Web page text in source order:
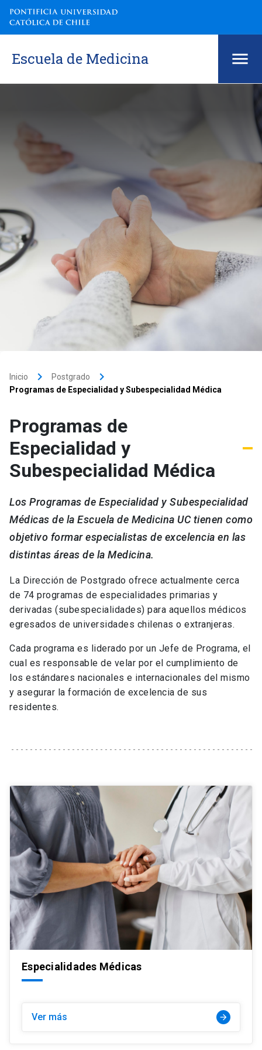
Escuela de Medicina
Inicio keyboard_arrow_right Postgrado keyboard_arrow_right
Programas de Especialidad y Subespecialidad Médica
Programas de
Especialidad y
Subespecialidad Médica
Los Programas de Especialidad y Subespecialidad
Médicas de la Escuela de Medicina UC tienen como
objetivo formar especialistas de excelencia en las
distintas áreas de la Medicina.
La Dirección de Postgrado ofrece actualmente cerca
de 74 programas de especialidades primarias y
derivadas (subespecialidades) para aquellos médicos
egresados de universidades chilenas o extranjeras.
Cada programa es liderado por un Jefe de Programa, el
cual es responsable de velar por el cumplimiento de
los estándares nacionales e internacionales del mismo
y asegurar la formación de excelencia de sus
residentes.
Especialidades Médicas
Ver más arrow_forward